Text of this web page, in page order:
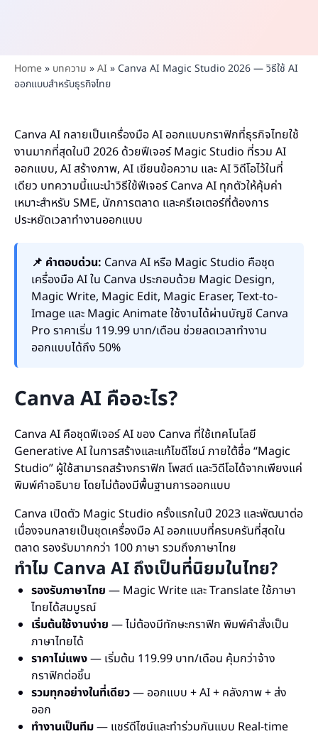
Home» บทความ »AI » Canva AI Magic Studio 2026 — วิธีใช้ AI
ออกแบบสำหรับธุรกิจไทย
Canva AI กลายเป็นเครื่องมือ AI ออกแบบกราฟิกที่ธุรกิจไทยใช้
งานมากที่สุดในปี 2026 ด้วยฟีเจอร์ Magic Studio ที่รวม AI
ออกแบบ, AI สร้างภาพ, AI เขียนข้อความ และ AI วิดีโอไว้ในที่
เดียว บทความนี้แนะนำวิธีใช้ฟีเจอร์ Canva AI ทุกตัวให้คุ้มค่า
เหมาะสำหรับ SME, นักการตลาด และครีเอเตอร์ที่ต้องการ
ประหยัดเวลาทำงานออกแบบ
📌 คำตอบด่วน: Canva AI หรือ Magic Studio คือชุด
เครื่องมือ AI ใน Canva ประกอบด้วย Magic Design,
Magic Write, Magic Edit, Magic Eraser, Text-to-
Image และ Magic Animate ใช้งานได้ผ่านบัญชี Canva
Pro ราคาเริ่ม 119.99 บาท/เดือน ช่วยลดเวลาทำงาน
ออกแบบได้ถึง 50%
Canva AI คืออะไร?
Canva AI คือชุดฟีเจอร์ AI ของ Canva ที่ใช้เทคโนโลยี
Generative AI ในการสร้างและแก้ไขดีไซน์ ภายใต้ชื่อ “Magic
Studio” ผู้ใช้สามารถสร้างกราฟิก โพสต์ และวิดีโอได้จากเพียงแค่
พิมพ์คำอธิบาย โดยไม่ต้องมีพื้นฐานการออกแบบ
Canva เปิดตัว Magic Studio ครั้งแรกในปี 2023 และพัฒนาต่อ
เนื่องจนกลายเป็นชุดเครื่องมือ AI ออกแบบที่ครบครันที่สุดใน
ตลาด รองรับมากกว่า 100 ภาษา รวมถึงภาษาไทย
ทำไม Canva AI ถึงเป็นที่นิยมในไทย?
รองรับภาษาไทย — Magic Write และ Translate ใช้ภาษา
ไทยได้สมบูรณ์
เริ่มต้นใช้งานง่าย — ไม่ต้องมีทักษะกราฟิก พิมพ์คำสั่งเป็น
ภาษาไทยได้
ราคาไม่แพง— เริ่มต้น 119.99 บาท/เดือน คุ้มกว่าจ้าง
กราฟิกต่อชิ้น
รวมทุกอย่างในที่เดียว— ออกแบบ + AI + คลังภาพ + ส่ง
ออก
ทำงานเป็นทีม— แชร์ดีไซน์และทำร่วมกันแบบ Real-time